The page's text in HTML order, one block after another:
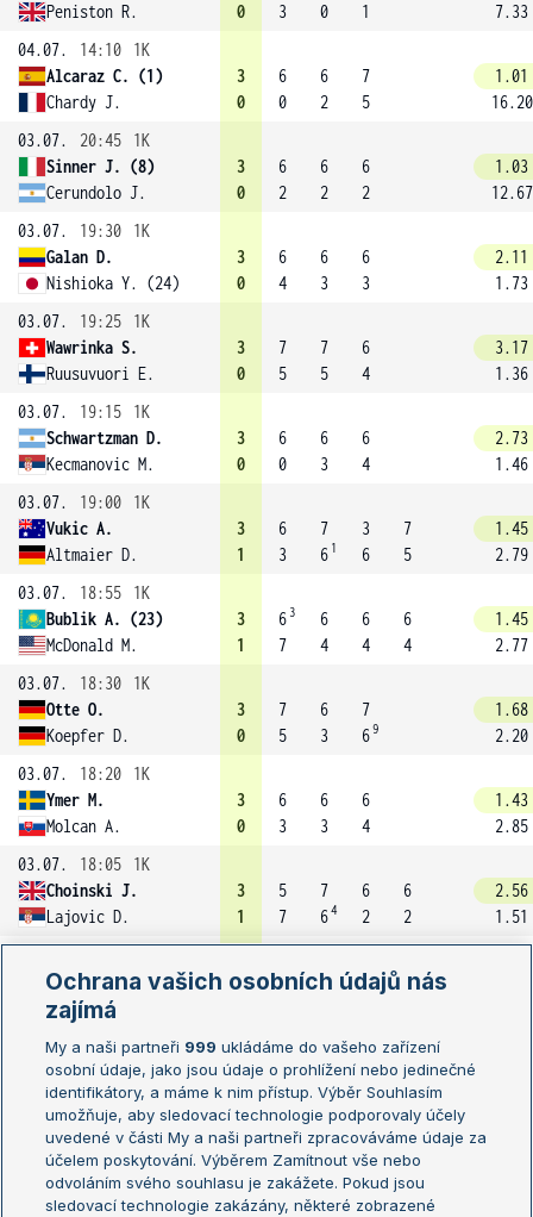
Peniston R.
0
3
0
1
7.33
04.07.
14:10
1K
Alcaraz C. (1)
Chardy J.
3
0
6
0
6
2
7
5
1.01
16.20
03.07.
20:45
1K
Sinner J. (8)
Cerundolo J.
3
0
6
2
6
2
6
2
1.03
12.67
03.07.
19:30
1K
Galan D.
Nishioka Y. (24)
3
0
6
4
6
3
6
3
2.11
1.73
03.07.
19:25
1K
Wawrinka S.
Ruusuvuori E.
3
0
7
5
7
5
6
4
3.17
1.36
03.07.
19:15
1K
Schwartzman D.
Kecmanovic M.
3
0
6
0
6
3
6
4
2.73
1.46
03.07.
19:00
1K
Vukic A.
Altmaier D.
3
1
6
3
7
6 1
3
6
7
5
1.45
2.79
03.07.
18:55
1K
Bublik A. (23)
McDonald M.
3
1
6 3
7
6
4
6
4
6
4
1.45
2.77
03.07.
18:30
1K
Otte O.
Koepfer D.
3
0
7
5
6
3
7
69
1.68
2.20
03.07.
18:20
1K
Ymer M.
Molcan A.
3
0
6
3
6
3
6
4
1.43
2.85
03.07.
18:05
1K
Choinski J.
Lajovic D.
3
1
5
7
7
64
6
2
6
2
2.56
1.51
Ruud C. (4)
Lokoli L.
3
6
5
6
6
03.07.
15:10
1K
Wolf J.
Couacaud E.
3
0
7
5
6
3
7
64
03.07. 15:10 1K
Munar J.
Isner J.
3
1
4
6
6
3
6
4
6
4
Ochrana vašich osobních údajů nás
zajímá
My a naši partneři 999 ukládáme do vašeho zařízení
osobní údaje, jako jsou údaje o prohlížení nebo jedinečné
identifikátory, a máme k nim přístup. Výběr Souhlasím
umožňuje, aby sledovací technologie podporovaly účely
uvedené v části My a naši partneři zpracováváme údaje za
účelem poskytování. Výběrem Zamítnout vše nebo
odvoláním svého souhlasu je zakážete. Pokud jsou
sledovací technologie zakázány, některé zobrazené